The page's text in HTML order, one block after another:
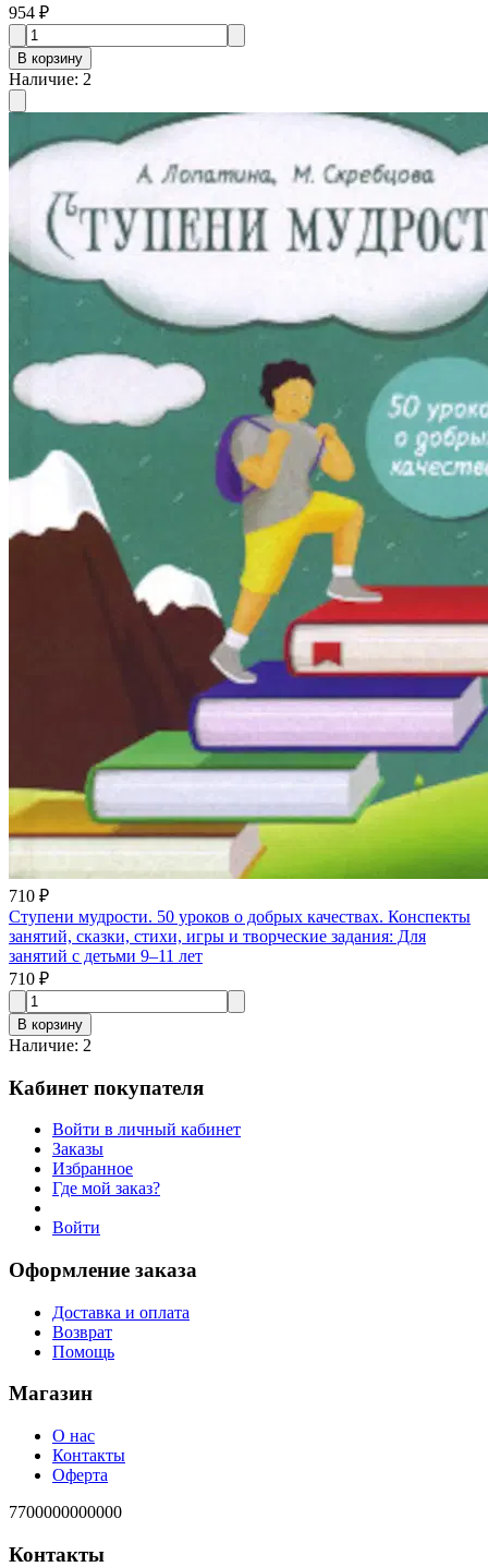
954 ₽
В корзину
Наличие: 2
710 ₽
Ступени мудрости. 50 уроков о добрых качествах. Конспекты
занятий, сказки, стихи, игры и творческие задания: Для
занятий с детьми 9–11 лет
710 ₽
В корзину
Наличие: 2
Кабинет покупателя
Войти в личный кабинет
Заказы
Избранное
Где мой заказ?
Войти
Оформление заказа
Доставка и оплата
Возврат
Помощь
Магазин
О нас
Контакты
Оферта
7700000000000
Контакты